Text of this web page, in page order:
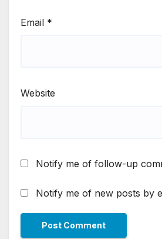
Email *
Website
Notify me of follow-up
Notify me of new posts by